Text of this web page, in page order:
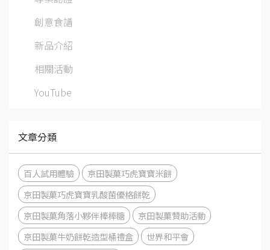
創意食譜
新品介紹
相關活動
YouTube
文章分類
百人試用體驗
京田製菓巧虎寶寶米餅
京田製菓巧虎寶寶乳酸菌優格餅乾
京田製菓角落小夥伴棒棒糖
京田製菓贊助活動
京田製菓牛奶餅乾造型桶禮盒
世界和平會